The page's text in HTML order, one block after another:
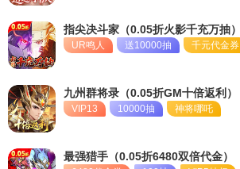
单日大额福利
指尖决斗家（0.05折火影千充万抽）
UR鸣人 送10000抽 千元代金券
九州群将录（0.05折GM十倍返利）
VIP13 10000抽 神将哪吒
最强猎手（0.05折6480双倍代金）